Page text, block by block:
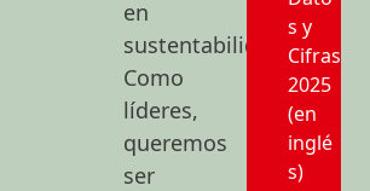
en
sustentabilidad.
Como
líderes,
queremos
ser
s y
Cifras
2025
(en
inglé
s)